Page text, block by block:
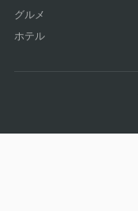
グルメ
ホテル